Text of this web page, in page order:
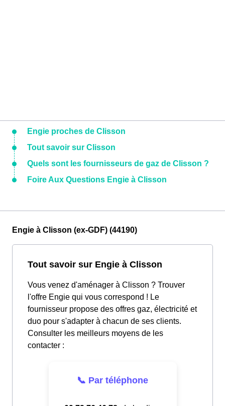
Engie proches de Clisson
Tout savoir sur Clisson
Quels sont les fournisseurs de gaz de Clisson ?
Foire Aux Questions Engie à Clisson
Engie à Clisson (ex-GDF) (44190)
Tout savoir sur Engie à Clisson
Vous venez d'aménager à Clisson ? Trouver
l'offre Engie qui vous correspond ! Le
fournisseur propose des offres gaz, électricité et
duo pour s'adapter à chacun de ses clients.
Consulter les meilleurs moyens de les
contacter :
📞 Par téléphone